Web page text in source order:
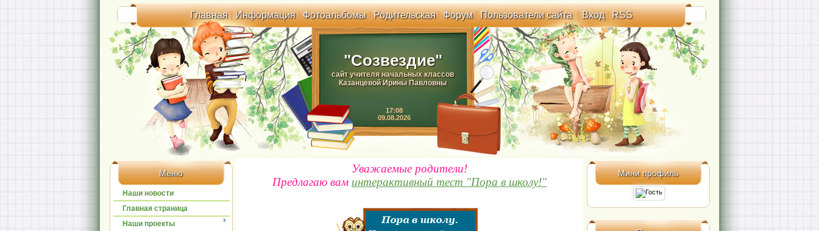
Главная| Информация|Фотоальбомы|Родительская|Форум |Пользователи сайта|Вход|RSS
"Созвездие"
сайт учителя начальных классов
Казанцевой Ирины Павловны
17:08
09.08.2026
Меню
Наши новости
Главная страница
Наши проекты
Уважаемые родители!
Предлагаю вам интерактивный тест "Пора в школу!"
Мини профиль